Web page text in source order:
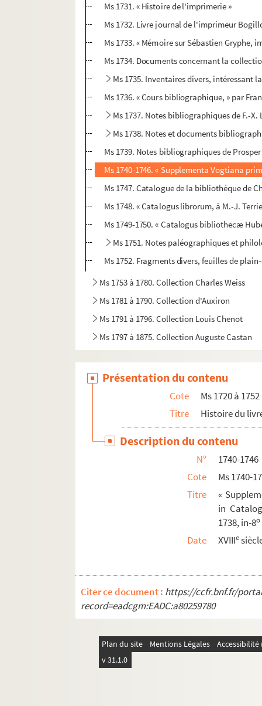
Ms 1731. « Histoire de l'imprimerie »
Ms 1732. Livre journal de l'imprimeur
Ms 1733. « Mémoire sur Sébastien Gryphe,
Ms 1734. Documents concernant la
Ms 1735. Inventaires divers, intéressant
Ms 1736. « Cours bibliographique, » par
Ms 1737. Notes bibliographiques de F.-X.
Ms 1738. Notes et documents
Ms 1739. Notes bibliographiques de
Ms 1740-1746. « Supplementa Vogtiana
Ms 1747. Catalogue de la bibliothèque de
Ms 1748. « Catalogus librorum, à M.-J.
Ms 1749-1750. « Catalogus bibliothecæ
Ms 1751. Notes paléographiques et
Ms 1752. Fragments divers, feuilles de
Ms 1753 à 1780. Collection Charles Weiss
Ms 1781 à 1790. Collection d'Auxiron
Ms 1791 à 1796. Collection Louis Chenot
Ms 1797 à 1875. Collection Auguste Castan
Présentation du contenu
Cote
Ms 1720 à 1752
Titre
Histoire du
Description du contenu
N°
1740-1746
Cote
Ms 1740-
Titre
«
in
1738, in-8o
Date
XVIIIe
Citer ce document : https://ccfr.bnf.fr/
record=eadcgm:EADC:a80259780
Plan du site Mentions Légales
v 31.1.0